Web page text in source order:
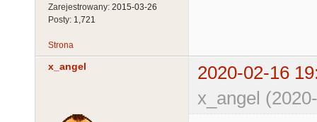
Zarejestrowany: 2015-03-26
Posty: 1,721
Strona
x_angel
2020-02-16
x_angel